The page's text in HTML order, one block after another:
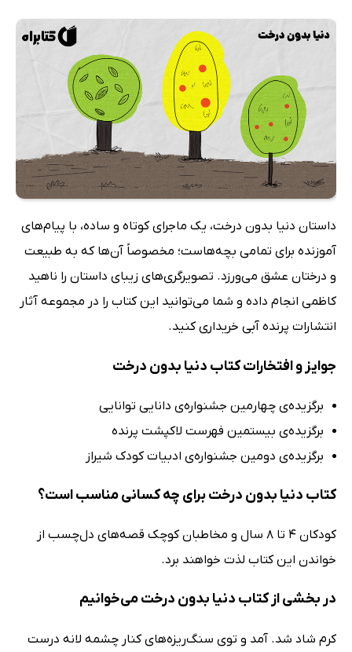
داستان دنیا بدون درخت، یک ماجرای کوتاه و ساده، با پیام‌های
آموزنده برای تمامی بچه‌هاست؛ مخصوصاً آن‌ها که به طبیعت
و درختان عشق می‌ورزد. تصویر‌گری‌های زیبای داستان را ناهید
کاظمی انجام داده و شما می‌توانید این کتاب را در مجموعه آثار
انتشارات پرنده آبی خریداری کنید.
جوایز و افتخارات کتاب دنیا بدون درخت
برگزیده‌ی چهارمین جشنواره‌ی دانایی توانایی
برگزیده‌ی بیستمین فهرست لاکپشت پرنده
برگزیده‌ی دومین جشنواره‌ی ادبیات کودک شیراز
کتاب دنیا بدون درخت برای چه کسانی مناسب است؟
کودکان 4 تا 8 سال و مخاطبان کوچک قصه‌های دل‌چسب از
خواندن این کتاب لذت خواهند برد.
در بخشی از کتاب دنیا بدون درخت می‌خوانیم
کرم شاد شد. آمد و توی سنگ‌ریزه‌های کنار چشمه لانه درست